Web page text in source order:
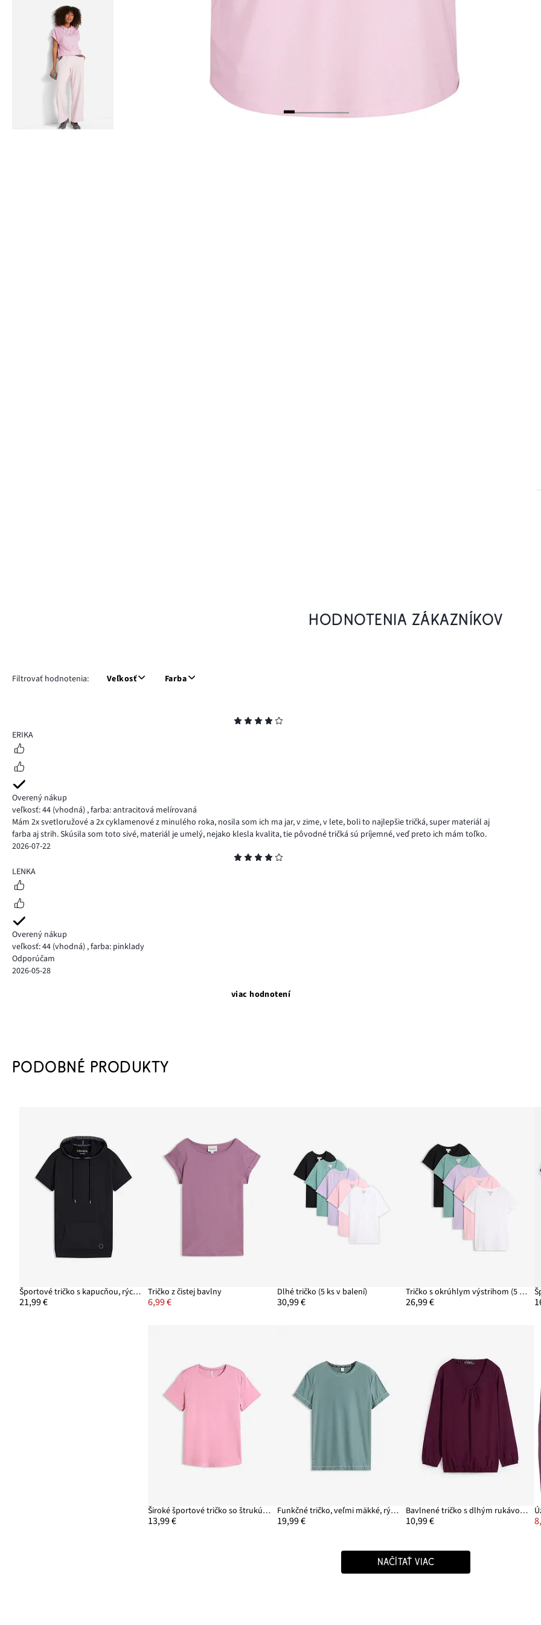
HODNOTENIA ZÁKAZNÍKOV
Filtrovať hodnotenia: Veľkosť Farba
4
ERIKA
Overený nákup
veľkosť: 44 (vhodná) ,farba: antracitová melírovaná
Mám 2x svetloružové a 2x cyklamenové z minulého roka, nosila som ich ma jar, v zime, v lete, boli to najlepšie tričká, super materiál aj
farba aj strih. Skúsila som toto sivé, materiál je umelý, nejako klesla kvalita, tie pôvodné tričká sú príjemné, veď preto ich mám toľko.
2026-07-22
4LENKA
Overený nákup
veľkosť: 44 (vhodná) ,farba: pinklady
Odporúčam
2026-05-28
viac hodnotení
PODOBNÉ PRODUKTY
Športové tričko s kapucňou, rýchloschnúce
21,99 €
Tričko z čistej bavlny
6,99 €
Dlhé tričko (5 ks v balení)
30,99 €
Tričko s okrúhlym výstrihom (5 ks)
26,99 €
Široké športové tričko so štrukútrovaným vzhľadom
13,99 €
Funkčné tričko, veľmi mäkké, rýchlo schnúce
19,99 €
Bavlnené tričko s dlhým rukávom s gumičkou
10,99 €
NAČÍTAŤ VIAC